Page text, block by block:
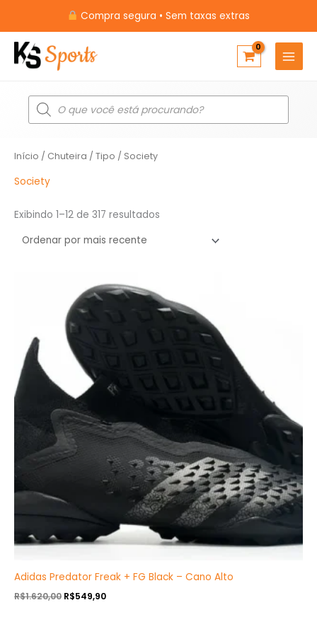
conteúdo
Compra segura • Sem taxas extras
Pesquisar
produtos
Início / Chuteira / Tipo / Society
Society
Exibindo 1–12 de 317 resultados
Adidas Predator Freak + FG Black – Cano Alto
R$1.620,00
preço
original
era:
R$1.620,00.
R$549,90
preço
atual
é: